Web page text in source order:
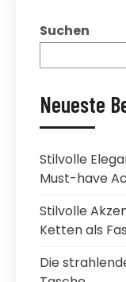
Suchen
Neueste
Stilvolle
Must-have
Stilvolle
Ketten als
Die